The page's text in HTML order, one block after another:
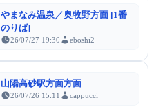
やまなみ温泉／奥牧野方面 [1番
のりば]
26/07/27 19:30 eboshi2
山陽高砂駅方面方面
26/07/26 15:11 cappucci